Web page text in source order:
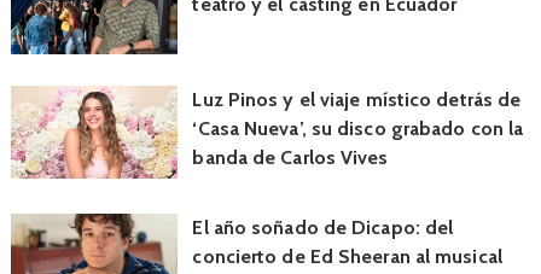
Luz Pinos y el viaje místico detrás de
‘Casa Nueva’, su disco grabado con la
banda de Carlos Vives
El año soñado de Dicapo: del
concierto de Ed Sheeran al musical